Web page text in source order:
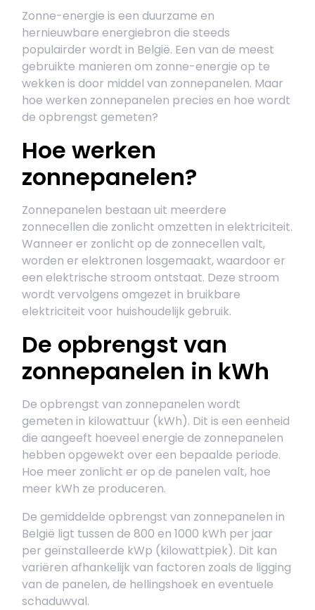
Zonne-energie is een duurzame en
hernieuwbare energiebron die steeds
populairder wordt in België. Een van de meest
gebruikte manieren om zonne-energie op te
wekken is door middel van zonnepanelen. Maar
hoe werken zonnepanelen precies en hoe wordt
de opbrengst gemeten?
Hoe werken
zonnepanelen?
Zonnepanelen bestaan uit meerdere
zonnecellen die zonlicht omzetten in elektriciteit.
Wanneer er zonlicht op de zonnecellen valt,
worden er elektronen losgemaakt, waardoor er
een elektrische stroom ontstaat. Deze stroom
wordt vervolgens omgezet in bruikbare
elektriciteit voor huishoudelijk gebruik.
De opbrengst van
zonnepanelen in kWh
De opbrengst van zonnepanelen wordt
gemeten in kilowattuur (kWh). Dit is een eenheid
die aangeeft hoeveel energie de zonnepanelen
hebben opgewekt over een bepaalde periode.
Hoe meer zonlicht er op de panelen valt, hoe
meer kWh ze produceren.
De gemiddelde opbrengst van zonnepanelen in
België ligt tussen de 800 en 1000 kWh per jaar
per geïnstalleerde kWp (kilowattpiek). Dit kan
variëren afhankelijk van factoren zoals de ligging
van de panelen, de hellingshoek en eventuele
schaduwval.